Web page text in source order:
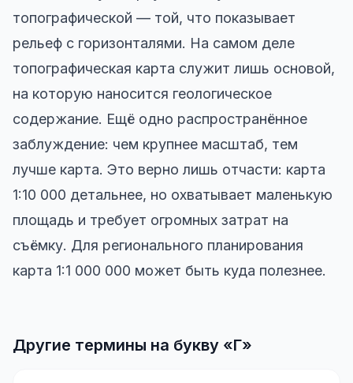
топографической — той, что показывает
рельеф с горизонталями. На самом деле
топографическая карта служит лишь основой,
на которую наносится геологическое
содержание. Ещё одно распространённое
заблуждение: чем крупнее масштаб, тем
лучше карта. Это верно лишь отчасти: карта
1:10 000 детальнее, но охватывает маленькую
площадь и требует огромных затрат на
съёмку. Для регионального планирования
карта 1:1 000 000 может быть куда полезнее.
Другие термины на букву «Г»